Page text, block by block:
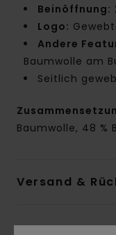
Beinöffnung:
Logo:
Andere
Baumwolle am
Seitlich
Baumwolle, 48 %
Versand &